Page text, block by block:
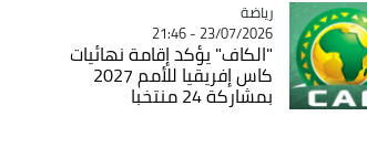
Catégorie
رياضة
23/07/2026 - 21:46
"الكاف" يؤكد إقامة نهائيات
كاس إفريقيا للأمم 2027
بمشاركة 24 منتخبا